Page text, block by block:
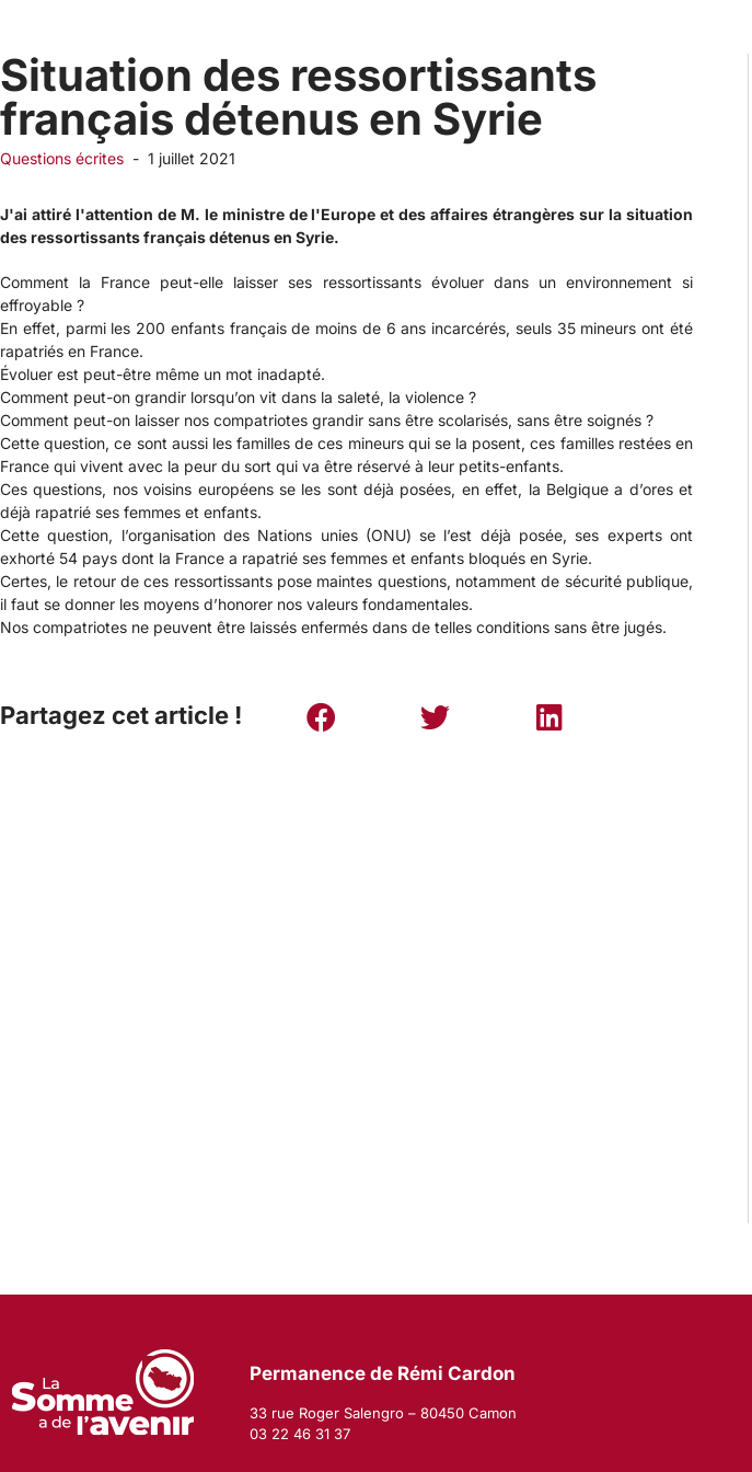
Situation des ressortissants
français détenus en Syrie
Questions écrites - 1 juillet 2021
J'ai attiré l'attention de M. le ministre de l'Europe et des affaires étrangères sur la situation
des ressortissants français détenus en Syrie.
Comment la France peut-elle laisser ses ressortissants évoluer dans un environnement si
effroyable ?
En effet, parmi les 200 enfants français de moins de 6 ans incarcérés, seuls 35 mineurs ont été
rapatriés en France.
Évoluer est peut-être même un mot inadapté.
Comment peut-on grandir lorsqu’on vit dans la saleté, la violence ?
Comment peut-on laisser nos compatriotes grandir sans être scolarisés, sans être soignés ?
Cette question, ce sont aussi les familles de ces mineurs qui se la posent, ces familles restées en
France qui vivent avec la peur du sort qui va être réservé à leur petits-enfants.
Ces questions, nos voisins européens se les sont déjà posées, en effet, la Belgique a d’ores et
déjà rapatrié ses femmes et enfants.
Cette question, l’organisation des Nations unies (ONU) se l’est déjà posée, ses experts ont
exhorté 54 pays dont la France a rapatrié ses femmes et enfants bloqués en Syrie.
Certes, le retour de ces ressortissants pose maintes questions, notamment de sécurité publique,
il faut se donner les moyens d’honorer nos valeurs fondamentales.
Nos compatriotes ne peuvent être laissés enfermés dans de telles conditions sans être jugés.
Partagez cet article !
Permanence de Rémi Cardon
33 rue Roger Salengro – 80450 Camon
03 22 46 31 37